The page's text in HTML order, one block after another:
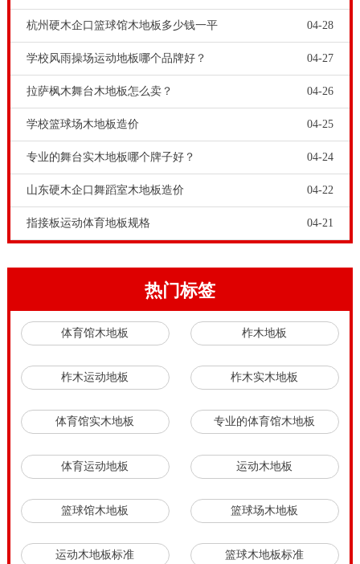
杭州硬木企口篮球馆木地板多少钱一平 04-28
学校风雨操场运动地板哪个品牌好？ 04-27
拉萨枫木舞台木地板怎么卖？ 04-26
学校篮球场木地板造价 04-25
专业的舞台实木地板哪个牌子好？ 04-24
山东硬木企口舞蹈室木地板造价 04-22
指接板运动体育地板规格 04-21
热门标签
体育馆木地板 柞木地板
柞木运动地板 柞木实木地板
体育馆实木地板 专业的体育馆木地板
体育运动地板 运动木地板
篮球馆木地板 篮球场木地板
运动木地板标准 篮球木地板标准